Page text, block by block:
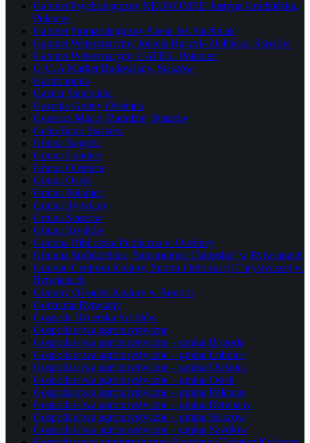
Gabinet Psychologiczny NEUROMED Justyna Grudzińska,
Połaniec
Gabinet Stomatologiczny Aneta Jeż-Stachniak
Gabinet Weterynaryjny Jolanta Haczyk-Zielińska, Staszów
Gabinet Weterynaryjny ŁATEK, Połaniec
GALA Market Budowlany, Staszów
Gastronomia
Gazeta Stambułka
Gazetka Gminy Oleśnica
Generics Maciej Baradziej Staszów
Getin Bank Staszów
Gmina Bogoria
Gmina Łubnice
Gmina Oleśnica
Gmina Osiek
Gmina Połaniec
Gmina Rytwiany
Gmina Staszów
Gmina Szydłów
Gminna Biblioteka Publiczna w Oleśnicy
Gminna Spółdzielnia „Samopomoc Chłopska” w Rytwianach
Gminne Centrum Kultury, Sportu i Informacji Turystycznej w
Rytwianach
Gminny Ośrodek Kultury w Bogorii
Gorzelnia Rytwiany
Gospoda Rycerska Szydłów
Gospodarstwa agroturystyczne
Gospodarstwa agroturystyczne – gmina Bogoria
Gospodarstwa agroturystyczne – gmina Łubnice
Gospodarstwa agroturystyczne – gmina Oleśnica
Gospodarstwa agroturystyczne – gmina Osiek
Gospodarstwa agroturystyczne – gmina Połaniec
Gospodarstwa agroturystyczne – gmina Rytwiany
Gospodarstwa agroturystyczne – gmina Staszów
Gospodarstwa agroturystyczne – gmina Szydłów